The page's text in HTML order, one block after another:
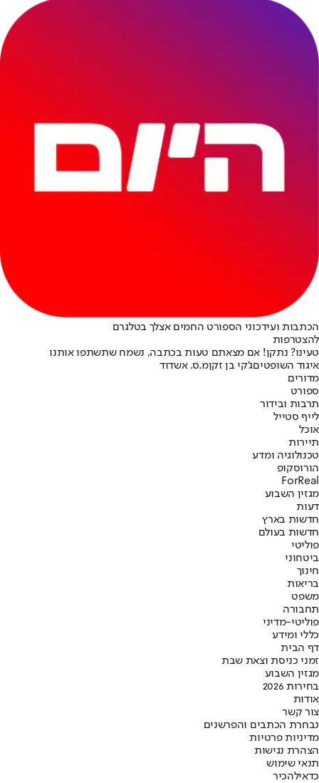
הכתבות ועידכוני הספורט החמים אצלך בטלגרם
להצטרפות
טעינו? נתקן! אם מצאתם טעות בכתבה, נשמח שתשתפו אותנו
איגוד השופטיםג'קי בן זקןמ.ס. אשדוד
מדורים
ספורט
תרבות ובידור
לייף סטייל
אוכל
תיירות
טכנולוגיה ומדע
הורוסקופ
ForReal
מגזין השבוע
דעות
חדשות בארץ
חדשות בעולם
פוליטי
ביטחוני
חינוך
בריאות
משפט
תחבורה
פוליטי-מדיני
כללי ומידע
דף הבית
זמני כניסת וצאת שבת
מגזין השבוע
בחירות 2026
אודות
צור קשר
נבחרת הכתבים והפרשנים
מדיניות פרטיות
הצהרת נגישות
תנאי שימוש
כדאילהכיר